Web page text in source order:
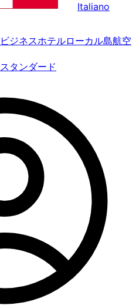
Italiano
ビジネスホテルローカル島航空
スタンダード